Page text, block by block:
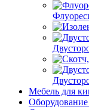
Мебель для